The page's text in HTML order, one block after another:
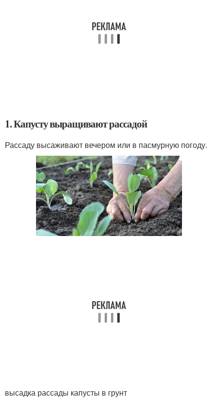
1. Капусту выращивают рассадой
Рассаду высаживают вечером или в пасмурную погоду.
высадка рассады капусты в грунт